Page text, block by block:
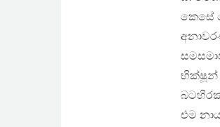
කෙසේ
භික්ෂූන්
එම